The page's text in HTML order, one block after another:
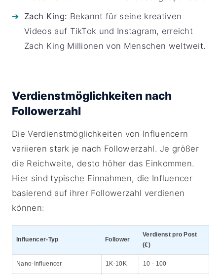
Zach King: Bekannt für seine kreativen
Videos auf TikTok und Instagram, erreicht
Zach King Millionen von Menschen weltweit.
Verdienstmöglichkeiten nach
Followerzahl
Die Verdienstmöglichkeiten von Influencern
variieren stark je nach Followerzahl. Je größer
die Reichweite, desto höher das Einkommen.
Hier sind typische Einnahmen, die Influencer
basierend auf ihrer Followerzahl verdienen
können:
Influencer-Typ Follower
Verdienst pro Post
(€)
Nano-Influencer 1K-10K 10 - 100